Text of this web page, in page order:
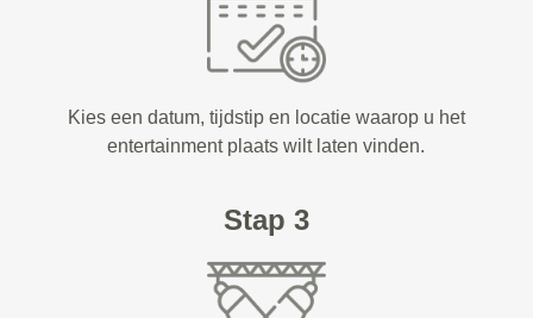
Kies een datum, tijdstip en locatie waarop u het
entertainment plaats wilt laten vinden.
Stap 3